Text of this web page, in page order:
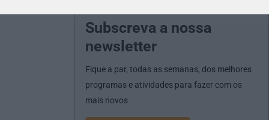
Subscreva a nossa
newsletter
Fique a par, todas as semanas, dos melhores
programas e atividades para fazer com os
mais novos